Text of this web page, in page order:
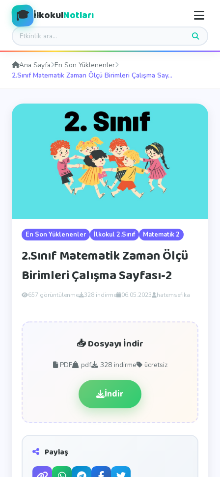
🎓 İlkokulNotları
Ana Sayfa En Son Yüklenenler
2.Sınıf Matematik Zaman Ölçü Birimleri Çalışma Say...
En Son Yüklenenler İlkokul 2.Sınıf Matematik 2
2.Sınıf Matematik Zaman Ölçü
Birimleri Çalışma Sayfası-2
657 görüntülenme 328 indirme 06.05.2023 hatemsefika
📥 Dosyayı İndir
PDF pdf 328indirme ücretsiz
İndir
Paylaş